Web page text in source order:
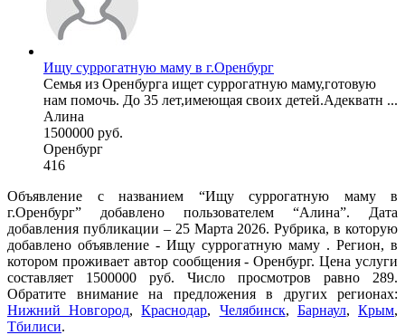
Ищу суррогатную маму в г.Оренбург
Семья из Оренбурга ищет суррогатную маму,готовую
нам помочь. До 35 лет,имеющая своих детей.Адекватн ...
Алина
1500000 руб.
Оренбург
416
Объявление с названием “Ищу суррогатную маму в
г.Оренбург” добавлено пользователем “Алина”. Дата
добавления публикации – 25 Марта 2026. Рубрика, в которую
добавлено объявление - Ищу суррогатную маму . Регион, в
котором проживает автор сообщения - Оренбург. Цена услуги
составляет 1500000 руб. Число просмотров равно 289.
Обратите внимание на предложения в других регионах:
Нижний Новгород,Краснодар, Челябинск, Барнаул,Крым,
Тбилиси.